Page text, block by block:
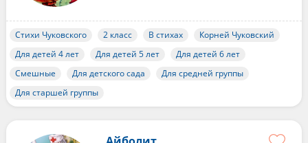
Стихи Чуковского 2 класс В стихах
Корней Чуковский
Для детей 4 лет
Для детей 5 лет
Для детей 6 лет
Смешные
Для детского сада
Для средней группы
Для старшей группы